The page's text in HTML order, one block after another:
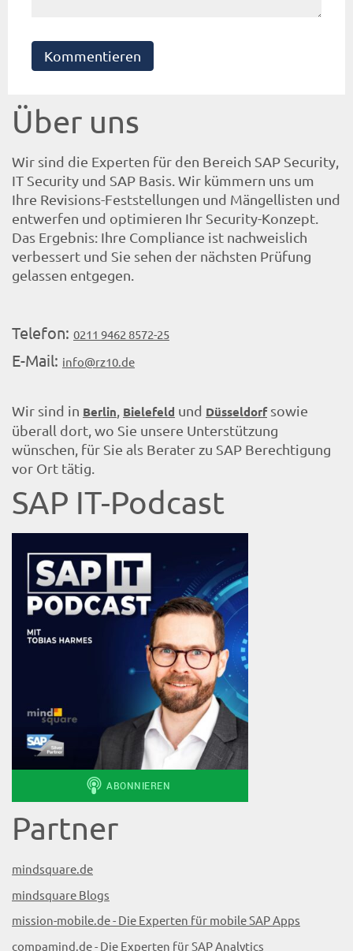
Kommentieren
Über uns
Wir sind die Experten für den Bereich SAP Security,
IT Security und SAP Basis. Wir kümmern uns um
Ihre Revisions-Feststellungen und Mängellisten und
entwerfen und optimieren Ihr Security-Konzept.
Das Ergebnis: Ihre Compliance ist nachweislich
verbessert und Sie sehen der nächsten Prüfung
gelassen entgegen.
Telefon: 0211 9462 8572-25
E-Mail: info@rz10.de
Wir sind in Berlin Bielefeld und Düsseldorfsowie
überall dort, wo Sie unsere Unterstützung
wünschen, für Sie als Berater zu SAP Berechtigung
vor Ort tätig.
SAP IT-Podcast
Partner
mindsquare.de
mindsquare Blogs
mission-mobile.de - Die Experten für mobile SAP Apps
compamind.de - Die Experten für SAP Analytics